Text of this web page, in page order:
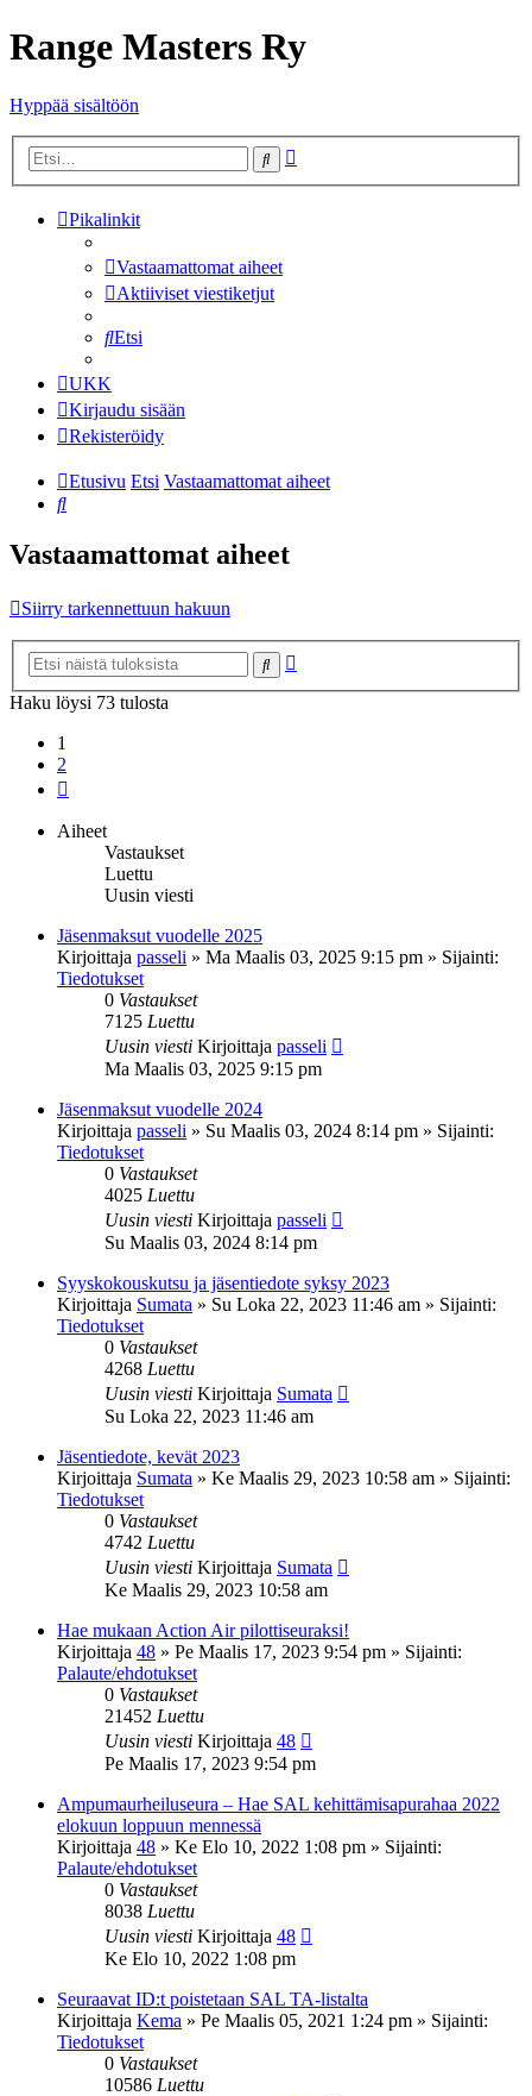
Range Masters Ry
Hyppää sisältöön
Etsi
Pikalinkit
Vastaamattomat aiheet
Aktiiviset viestiketjut
Etsi
UKK
Kirjaudu sisään
Rekisteröidy
Etusivu Etsi Vastaamattomat aiheet
Etsi
Vastaamattomat aiheet
Siirry tarkennettuun hakuun
Etsi
Haku löysi 73 tulosta
1
2
Aiheet
Vastaukset
Luettu
Uusin viesti
Jäsenmaksut vuodelle 2025
Kirjoittaja passeli » Ma Maalis 03, 2025 9:15 pm » Sijainti:
Tiedotukset
0 Vastaukset
7125 Luettu
Uusin viesti Kirjoittaja passeli
Ma Maalis 03, 2025 9:15 pm
Jäsenmaksut vuodelle 2024
Kirjoittaja passeli » Su Maalis 03, 2024 8:14 pm » Sijainti:
Tiedotukset
0 Vastaukset
4025 Luettu
Uusin viesti Kirjoittaja passeli
Su Maalis 03, 2024 8:14 pm
Syyskokouskutsu ja jäsentiedote syksy 2023
Kirjoittaja Sumata » Su Loka 22, 2023 11:46 am » Sijainti:
Tiedotukset
0 Vastaukset
4268 Luettu
Uusin viesti Kirjoittaja Sumata
Su Loka 22, 2023 11:46 am
Jäsentiedote, kevät 2023
Kirjoittaja Sumata » Ke Maalis 29, 2023 10:58 am » Sijainti:
Tiedotukset
0 Vastaukset
4742 Luettu
Uusin viesti Kirjoittaja Sumata
Ke Maalis 29, 2023 10:58 am
Hae mukaan Action Air pilottiseuraksi!
Kirjoittaja 48 » Pe Maalis 17, 2023 9:54 pm » Sijainti:
Palaute/ehdotukset
0 Vastaukset
21452 Luettu
Uusin viesti Kirjoittaja 48
Pe Maalis 17, 2023 9:54 pm
Ampumaurheiluseura – Hae SAL kehittämisapurahaa 2022
elokuun loppuun mennessä
Kirjoittaja 48 » Ke Elo 10, 2022 1:08 pm » Sijainti:
Palaute/ehdotukset
0 Vastaukset
8038 Luettu
Uusin viesti Kirjoittaja 48
Ke Elo 10, 2022 1:08 pm
Seuraavat ID:t poistetaan SAL TA-listalta
Kirjoittaja Kema » Pe Maalis 05, 2021 1:24 pm » Sijainti:
Tiedotukset
0 Vastaukset
10586 Luettu